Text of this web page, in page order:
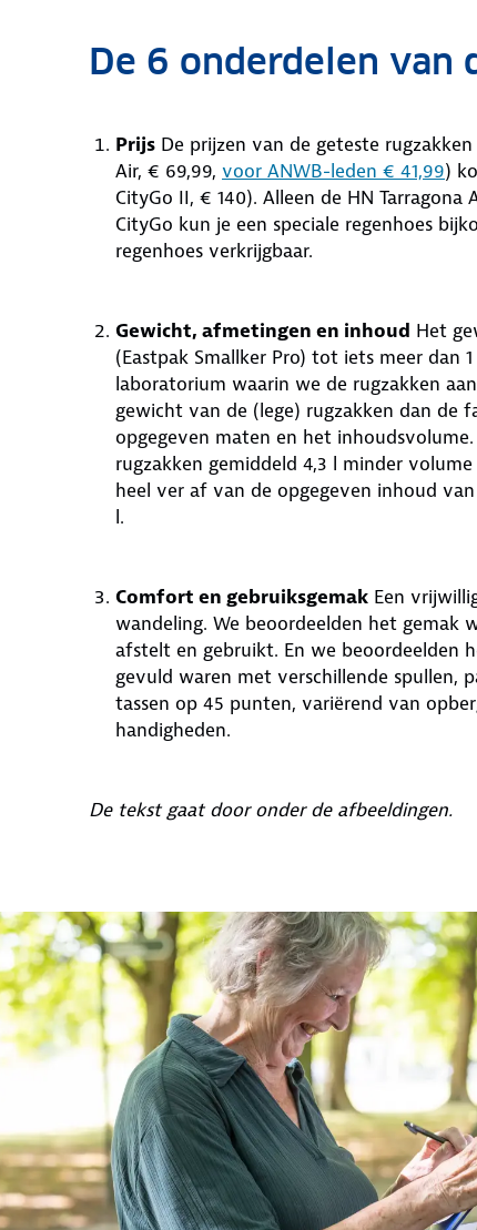
De 6 onderdelen van
Prijs De prijzen van de geteste
Air, € 69,99, voor ANWB-leden € 41,99)
CityGo II, € 140). Alleen de HN
CityGo kun je een speciale regenhoes
regenhoes verkrijgbaar.
Gewicht, afmetingen en inhoud Het
(Eastpak Smallker Pro) tot iets meer dan
laboratorium waarin we de rugzakken
gewicht van de (lege) rugzakken dan de
opgegeven maten en het
rugzakken gemiddeld 4,3 l minder
heel ver af van de opgegeven inhoud
l.
Comfort en gebruiksgemak Een
wandeling. We beoordeelden het gemak
afstelt en gebruikt. En we beoordeelden
gevuld waren met verschillende spullen,
tassen op 45 punten, variërend van
handigheden.
De tekst gaat door onder de afbeeldingen.